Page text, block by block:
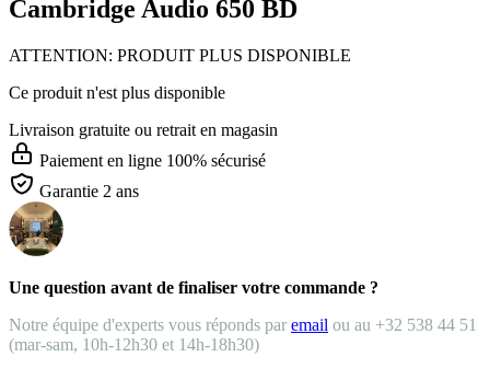
Cambridge Audio 650 BD
ATTENTION: PRODUIT PLUS DISPONIBLE
Ce produit n'est plus disponible
Livraison gratuite ou retrait en magasin
Paiement en ligne 100% sécurisé
Garantie 2 ans
Une question avant de finaliser votre commande ?
Notre équipe d'experts vous réponds par email ou au +32 538 44 51
(mar-sam, 10h-12h30 et 14h-18h30)